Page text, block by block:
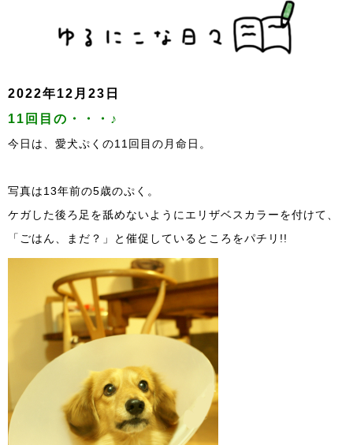
2022年12月23日
11回目の・・・♪
今日は、愛犬ぷくの11回目の月命日。
写真は13年前の5歳のぷく。
ケガした後ろ足を舐めないようにエリザベスカラーを付けて、
「ごはん、まだ？」と催促しているところをパチリ!!